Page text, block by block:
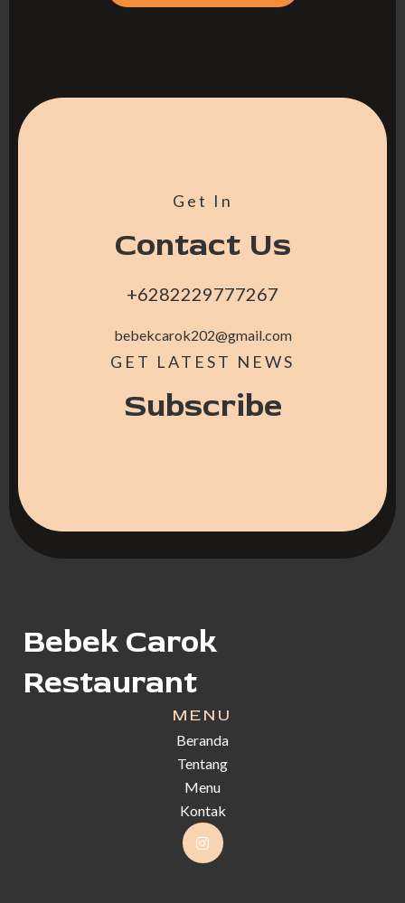
Get In
Contact Us
+6282229777267
bebekcarok202@gmail.com
GET LATEST NEWS
Subscribe
Bebek Carok
Restaurant
MENU
Beranda
Tentang
Menu
Kontak